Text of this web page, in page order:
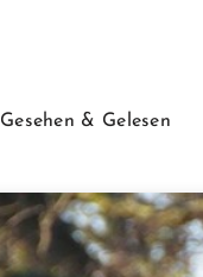
Gesehen & Gelesen